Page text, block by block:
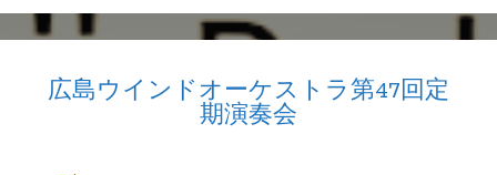
広島ウインドオーケストラ第47回定
期演奏会